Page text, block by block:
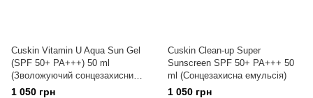
Cuskin Vitamin U Aqua Sun Gel
(SPF 50+ PA+++) 50 ml
(Зволожуючий сонцезахисний
гель)
1 050 грн
Cuskin Clean-up Super
Sunscreen SPF 50+ PA+++ 50
ml (Сонцезахисна емульсія)
1 050 грн